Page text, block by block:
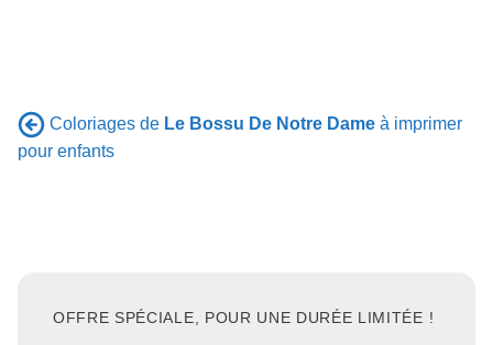
Coloriages de Le Bossu De Notre Dame à imprimer
pour enfants
OFFRE SPÉCIALE, POUR UNE DURÉE LIMITÉE !